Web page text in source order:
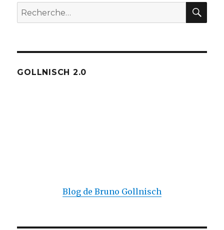
Recherche
pour :
GOLLNISCH 2.0
Blog de Bruno Gollnisch